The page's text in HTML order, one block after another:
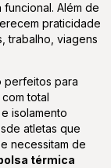
Além de
praticidade
trabalho, viagens
perfeitos para
total
isolamento
atletas que
necessitam de
térmica